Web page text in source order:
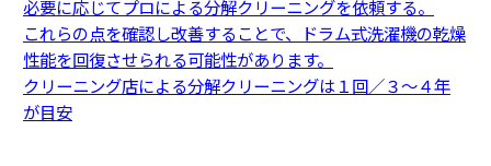
必要に応じてプロによる分解クリーニングを依頼する。
これらの点を確認し改善することで、ドラム式洗濯機の乾燥
性能を回復させられる可能性があります。
クリーニング店による分解クリーニングは１回／３～４年
が目安